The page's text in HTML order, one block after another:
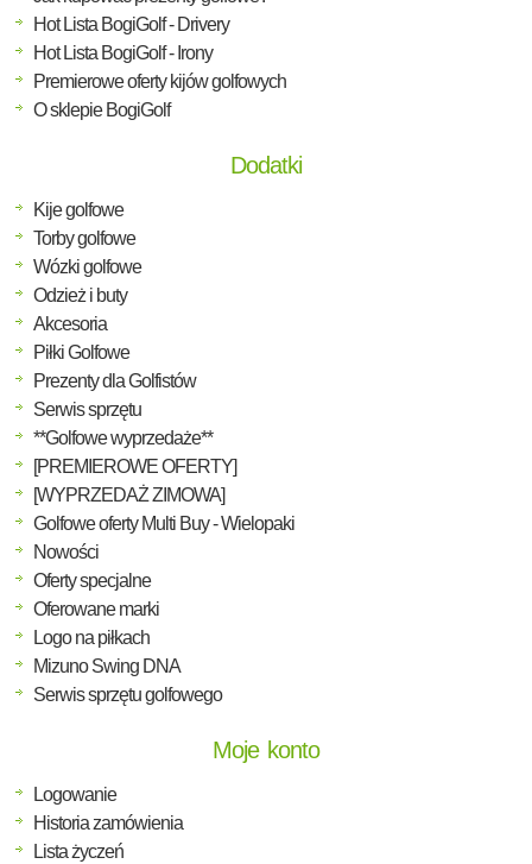
Hot Lista BogiGolf - Drivery
Hot Lista BogiGolf - Irony
Premierowe oferty kijów golfowych
O sklepie BogiGolf
Dodatki
Kije golfowe
Torby golfowe
Wózki golfowe
Odzież i buty
Akcesoria
Piłki Golfowe
Prezenty dla Golfistów
Serwis sprzętu
**Golfowe wyprzedaże**
[PREMIEROWE OFERTY]
[WYPRZEDAŻ ZIMOWA]
Golfowe oferty Multi Buy - Wielopaki
Nowości
Oferty specjalne
Oferowane marki
Logo na piłkach
Mizuno Swing DNA
Serwis sprzętu golfowego
Moje konto
Logowanie
Historia zamówienia
Lista życzeń